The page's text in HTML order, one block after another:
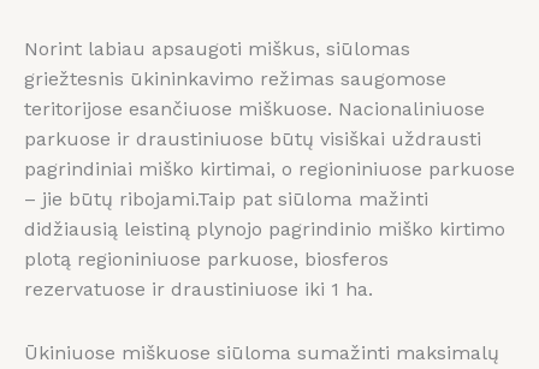
Norint labiau apsaugoti miškus, siūlomas
griežtesnis ūkininkavimo režimas saugomose
teritorijose esančiuose miškuose. Nacionaliniuose
parkuose ir draustiniuose būtų visiškai uždrausti
pagrindiniai miško kirtimai, o regioniniuose parkuose
– jie būtų ribojami.Taip pat siūloma mažinti
didžiausią leistiną plynojo pagrindinio miško kirtimo
plotą regioniniuose parkuose, biosferos
rezervatuose ir draustiniuose iki 1 ha.
Ūkiniuose miškuose siūloma sumažinti maksimalų